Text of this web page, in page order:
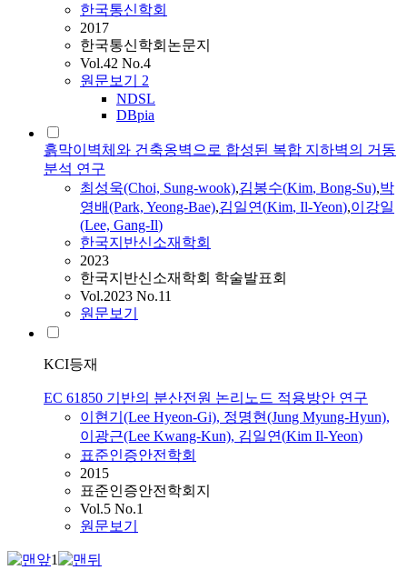
한국통신학회
2017
한국통신학회논문지
Vol.42 No.4
원문보기 2
NDSL
DBpia
흙막이벽체와 건축옹벽으로 합성된 복합 지하벽의 거동
분석 연구
최성욱(Choi, Sung-wook),김봉수(Kim, Bong-Su),박
영배(Park, Yeong-Bae),김일연(Kim, Il-Yeon),이강일
(Lee, Gang-Il)
한국지반신소재학회
2023
한국지반신소재학회 학술발표회
Vol.2023 No.11
원문보기
KCI등재
EC 61850 기반의 분산전원 논리노드 적용방안 연구
이현기(Lee Hyeon-Gi), 정명현(Jung Myung-Hyun),
이광근(Lee Kwang-Kun), 김일연(Kim Il-Yeon)
표준인증안전학회
2015
표준인증안전학회지
Vol.5 No.1
원문보기
1